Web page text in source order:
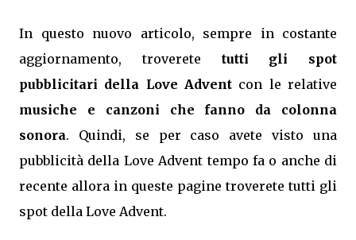
In questo nuovo articolo, sempre in costante
aggiornamento, troverete tutti gli spot
pubblicitari della Love Advent con le relative
musiche e canzoni che fanno da colonna
sonora. Quindi, se per caso avete visto una
pubblicità della Love Advent tempo fa o anche di
recente allora in queste pagine troverete tutti gli
spot della Love Advent.